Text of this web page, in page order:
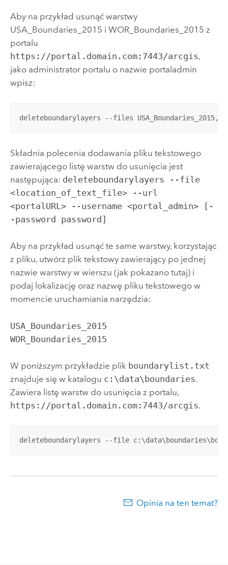
Aby na przykład usunąć warstwy
USA_Boundaries_2015 i WOR_Boundaries_2015 z
portalu
https://portal.domain.com:7443/arcgis,
jako administrator portalu o nazwie portaladmin
wpisz:
deleteboundarylayers --files
Składnia polecenia dodawania pliku tekstowego
zawierającego listę warstw do usunięcia jest
następująca: deleteboundarylayers --file
<location_of_text_file> --url
<portalURL> --username <portal_admin> [-
-password password]
Aby na przykład usunąć te same warstwy, korzystając
z pliku, utwórz plik tekstowy zawierający po jednej
nazwie warstwy w wierszu (jak pokazano tutaj) i
podaj lokalizację oraz nazwę pliku tekstowego w
momencie uruchamiania narzędzia:
USA_Boundaries_2015
WOR_Boundaries_2015
W poniższym przykładzie plik boundarylist.txt
znajduje się w katalogu c:\data\boundaries.
Zawiera listę warstw do usunięcia z portalu,
https://portal.domain.com:7443/arcgis.
deleteboundarylayers --file
Opinia na ten temat?